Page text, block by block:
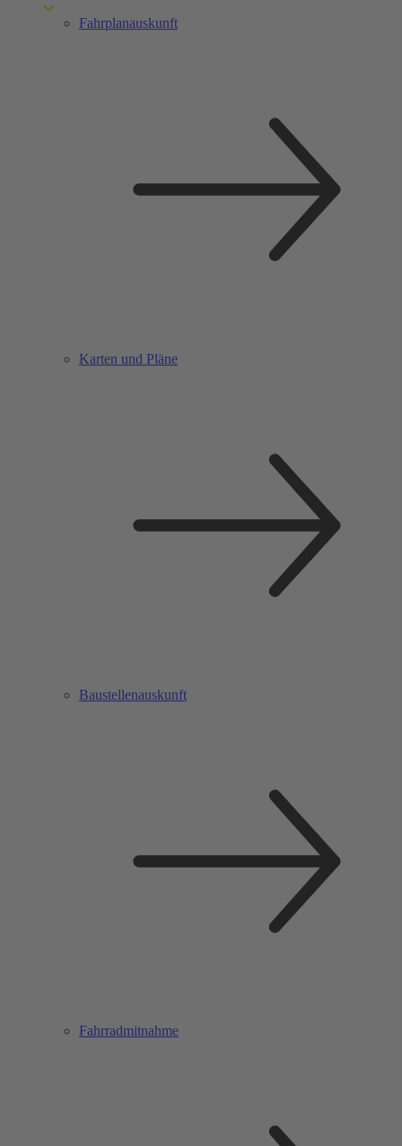
Fahrplanauskunft
Karten und Pläne
Baustellenauskunft
Fahrradmitnahme